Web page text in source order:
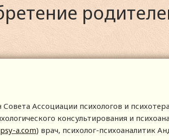
Совета Ассоциации психологов и
консультирования и
a.com) врач, психолог-психоаналитик